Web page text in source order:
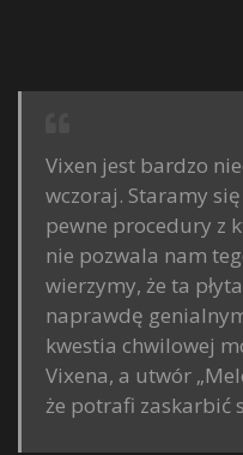
Vixen jest bardzo
wczoraj. Staramy
pewne procedury z
nie pozwala nam
wierzymy, że ta
naprawdę
kwestia chwilowej
Vixena, a utwór
że potrafi zaskarbić